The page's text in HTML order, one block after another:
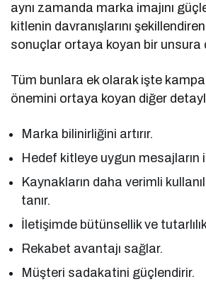
aynı zamanda marka imajını
kitlenin davranışlarını
sonuçlar ortaya koyan bir unsura
Tüm bunlara ek olarak işte
önemini ortaya koyan diğer
Marka bilinirliğini artırır.
Hedef kitleye uygun mesajların
Kaynakların daha verimli
tanır.
İletişimde bütünsellik ve
Rekabet avantajı sağlar.
Müşteri sadakatini güçlendirir.